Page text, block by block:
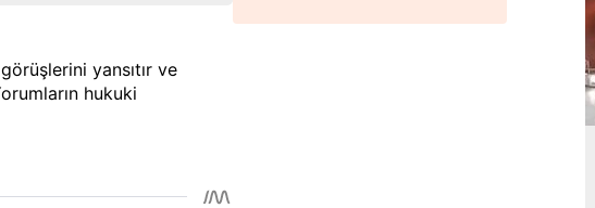
yansıtır ve
hukuki